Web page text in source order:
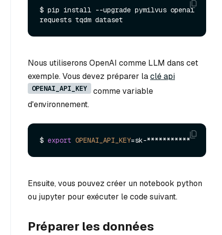
$ pip install --upgrade pymilvus openai
Nous utiliserons OpenAI comme LLM dans cet
exemple. Vous devez préparer laclé api
OPENAI_API_KEY
comme variable
d'environnement.
$ export OPENAI_API_KEY
Ensuite, vous pouvez créer un notebook python
ou jupyter pour exécuter le code suivant.
Préparer les données